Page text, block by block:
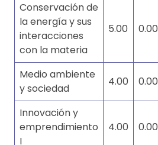
Conservación de
la energía y sus
interacciones
con la materia
5.00 0.00
Medio ambiente
y sociedad
4.00 0.00
Innovación y
emprendimiento
I
4.00 0.00